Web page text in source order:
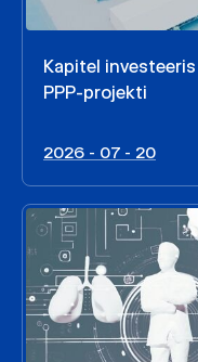
Kapitel
PPP-projekti
2026 - 07 - 20